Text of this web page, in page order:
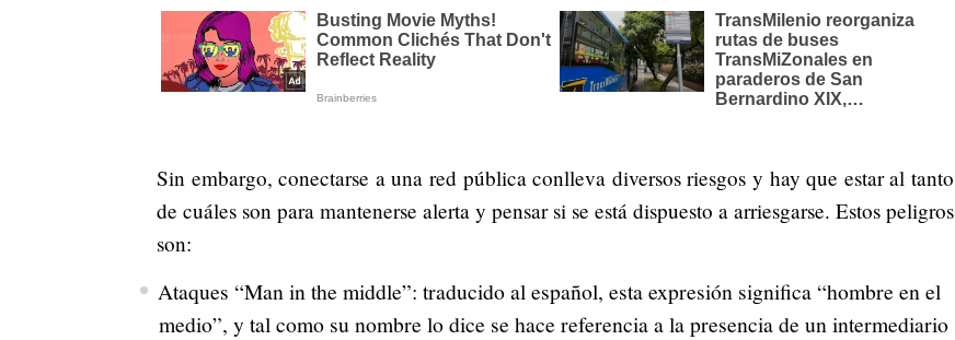
Sin embargo, conectarse a una red pública conlleva diversos riesgos y hay que estar al tanto
de cuáles son para mantenerse alerta y pensar si se está dispuesto a arriesgarse. Estos peligros
son:
Ataques “Man in the middle”: traducido al español, esta expresión significa “hombre en el
medio”, y tal como su nombre lo dice se hace referencia a la presencia de un intermediario